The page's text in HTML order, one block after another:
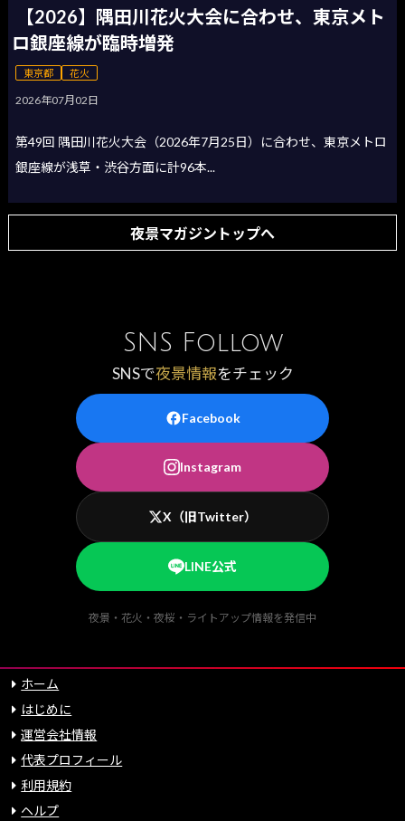
【2026】隅田川花火大会に合わせ、東京メト
ロ銀座線が臨時増発
東京都 花火
2026年07月02日
第49回 隅田川花火大会（2026年7月25日）に合わせ、東京メトロ
銀座線が浅草・渋谷方面に計96本...
夜景マガジントップへ
SNS Follow
SNSで夜景情報をチェック
Facebook
Instagram
X（旧Twitter）
LINE公式
夜景・花火・夜桜・ライトアップ情報を発信中
ホーム
はじめに
運営会社情報
代表プロフィール
利用規約
ヘルプ